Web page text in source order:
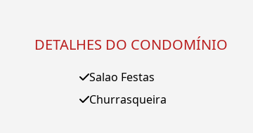
DETALHES DO CONDOMÍNIO
Salao Festas
Churrasqueira